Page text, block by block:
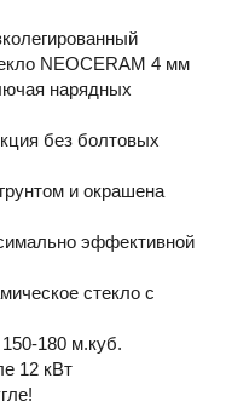
NEOCERAM 4 мм
нарядных
без болтовых
и окрашена
эффективной
стекло с
180 м.куб.
12 кВт